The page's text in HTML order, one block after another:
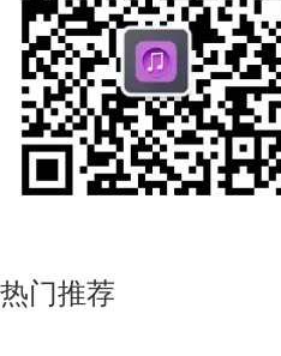
热门推荐